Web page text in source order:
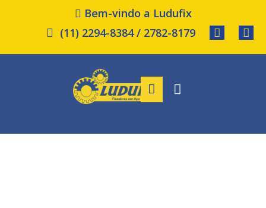
Bem-vindo a Ludufix
(11) 2294-8384 / 2782-8179